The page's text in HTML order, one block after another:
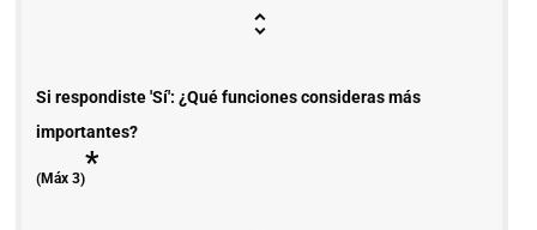
Si respondiste 'Sí': ¿Qué funciones consideras más
importantes?
(Máx 3)*